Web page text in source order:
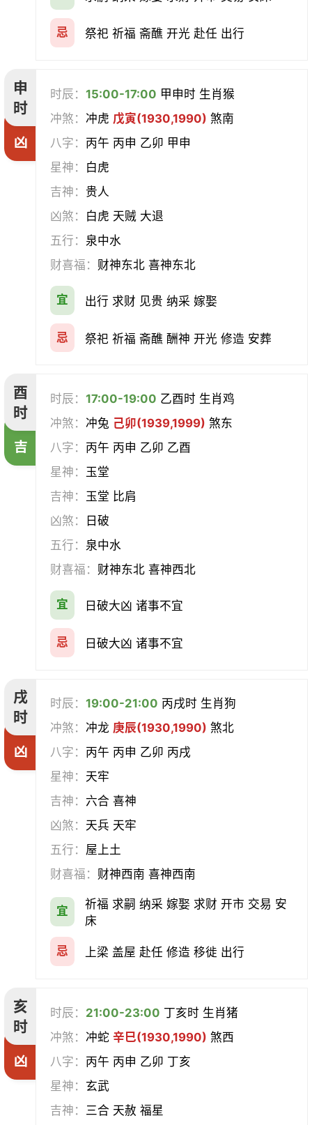
忌 祭祀 祈福 斋醮 开光 赴任 出行
申
时
凶
时辰：15:00-17:00 甲申时 生肖猴
冲煞：冲虎 戊寅(1930,1990) 煞南
八字： 丙午 丙申 乙卯 甲申
星神： 白虎
吉神： 贵人
凶煞： 白虎 天贼 大退
五行： 泉中水
财喜福： 财神东北 喜神东北
宜 出行 求财 见贵 纳采 嫁娶
忌 祭祀 祈福 斋醮 酬神 开光 修造 安葬
酉
时
吉
时辰：17:00-19:00 乙酉时 生肖鸡
冲煞：冲兔 己卯(1939,1999) 煞东
八字： 丙午 丙申 乙卯 乙酉
星神： 玉堂
吉神： 玉堂 比肩
凶煞：
日破
五行： 泉中水
财喜福： 财神东北 喜神西北
宜 日破大凶 诸事不宜
忌 日破大凶 诸事不宜
戌
时
凶
时辰：19:00-21:00 丙戌时 生肖狗
冲煞：冲龙 庚辰(1930,1990) 煞北
八字： 丙午 丙申 乙卯 丙戌
星神： 天牢
吉神： 六合 喜神
凶煞： 天兵 天牢
五行： 屋上土
财喜福： 财神西南 喜神西南
宜
祈福 求嗣 纳采 嫁娶 求财 开市 交易 安
床
忌 上梁 盖屋 赴任 修造 移徙 出行
亥
时
凶
时辰： 21:00-23:00 丁亥时 生肖猪
冲煞：冲蛇辛巳(1930,1990) 煞西
八字： 丙午 丙申 乙卯 丁亥
星神： 玄武
吉神： 三合 天赦 福星